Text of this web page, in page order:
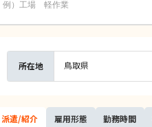
所在地 鳥取県
派遣/紹介 雇用形態 勤務時間